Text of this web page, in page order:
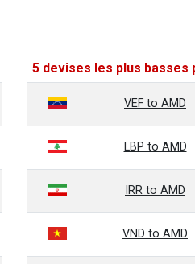
5 devises les plus basses
VEF to AMD
LBP to AMD
IRR to AMD
VND to AMD